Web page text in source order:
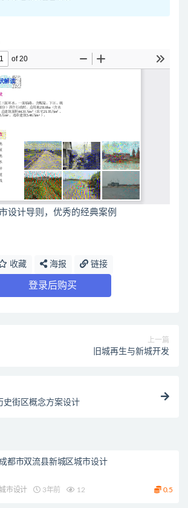
设计导则，优秀的经典案例
收藏 海报 链接
登录后购买
上一篇
旧城再生与新城开发
史街区概念方案设计
成都市双流县新城区城市设计
市设计 3年前 12 0.5